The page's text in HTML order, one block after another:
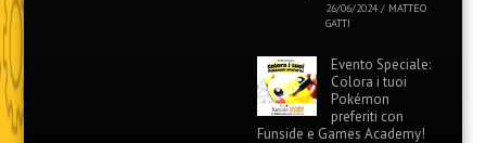
26/06/2024 / MATTEO
GATTI
Evento Speciale:
Colora i tuoi
Pokémon
preferiti con
Funside e Games Academy!